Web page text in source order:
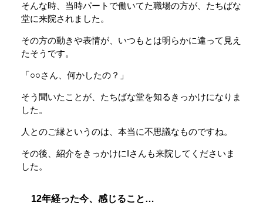
そんな時、当時パートで働いてた職場の方が、たちばな
堂に来院されました。
その方の動きや表情が、いつもとは明らかに違って見え
たそうです。
「○○さん、何かしたの？」
そう聞いたことが、たちばな堂を知るきっかけになりま
した。
人とのご縁というのは、本当に不思議なものですね。
その後、紹介をきっかけにIさんも来院してくださいま
した。
12年経った今、感じること…